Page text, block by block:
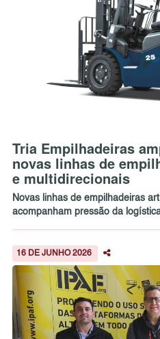
Tria Empilhadeiras
novas linhas de
e multidirecionais
Novas linhas de empilhadeiras
acompanham pressão da
16 DE JUNHO 2026